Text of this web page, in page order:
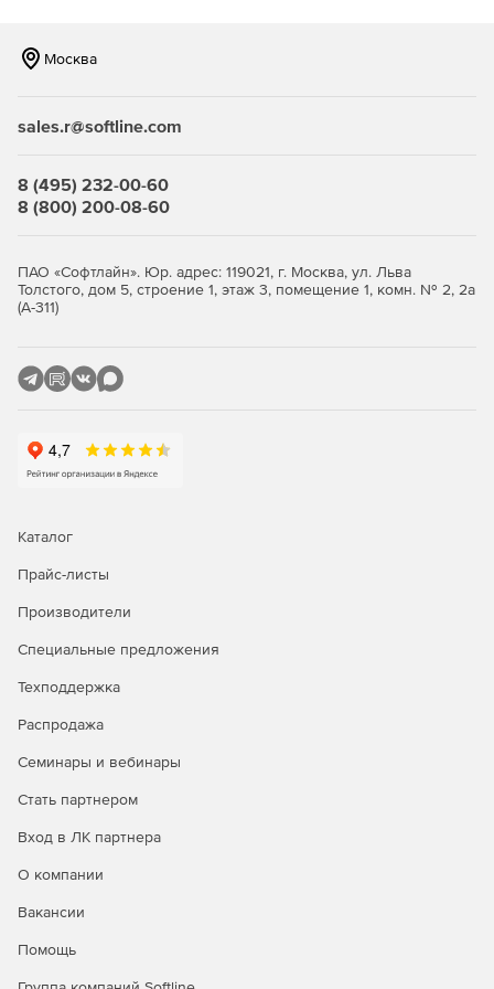
Москва
sales.r@softline.com
8 (495) 232-00-60
8 (800) 200-08-60
ПАО «Софтлайн». Юр. адрес: 119021, г. Москва, ул. Льва
Толстого, дом 5, строение 1, этаж 3, помещение 1, комн. № 2, 2а
(А-311)
Каталог
Прайс-листы
Производители
Специальные предложения
Техподдержка
Распродажа
Семинары и вебинары
Стать партнером
Вход в ЛК партнера
О компании
Вакансии
Помощь